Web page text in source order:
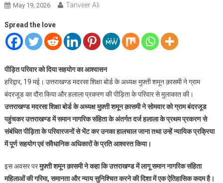
May 19, 2026 Tanveer Ali
Spread the love
पीड़ित परिवार को दिया सहयोग का आश्वासन
हरिद्वार, 19 मई। उत्तराखण्ड मदरसा शिक्षा बोर्ड के अध्यक्ष मुफ़्ती शमून क़ासमी ने ग्राम
बंदरजूड का दौरा किया और हलाला प्रकरण की पीड़िता के परिवार से मुलाकात की।
उत्तराखण्ड मदरसा शिक्षा बोर्ड के अध्यक्ष मुफ़्ती शमून क़ासमी ने सोमवार को ग्राम बंदरजूड
पहुंचकर उत्तराखण्ड में समान नागरिक संहिता के अंतर्गत दर्ज हलाला के प्रथम प्रकरण से
संबंधित पीड़िता के परिवारजनों से भेंट कर उनका हालचाल जाना तथा उन्हें न्यायिक प्रक्रिया
में पूर्ण सहयोग एवं संवैधानिक अधिकारों के प्रति आश्वस्त किया।
इस अवसर परमुफ़्ती शमून क़ासमी ने कहा कि उत्तराखण्ड में लागू समान नागरिक संहिता
महिलाओं की गरिमा, समानता और न्याय सुनिश्चित करने की दिशा में एक ऐतिहासिक कदम है।